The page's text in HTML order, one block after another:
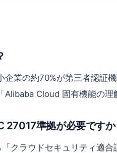
業の約70%が第三者認証
Cloud 固有機能の理
27017準拠が必要ですか
クラウドセキュリティ適